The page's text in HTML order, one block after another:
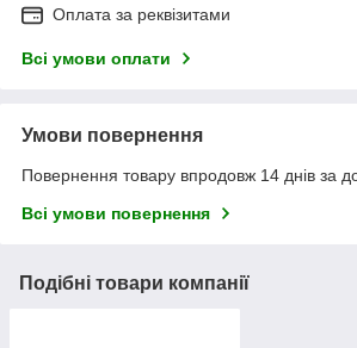
Оплата за реквізитами
Всі умови оплати
Умови повернення
Повернення товару впродовж 14 днів за
Всі умови повернення
Подібні товари компанії